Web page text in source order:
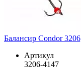
Балансир Condor
Артикул
3206-4147